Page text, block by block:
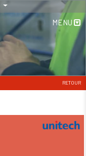
MENU
RETOUR